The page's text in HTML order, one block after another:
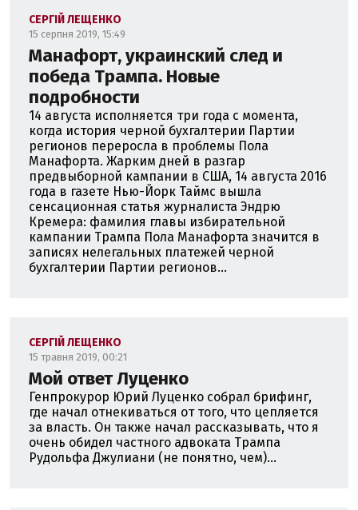
СЕРГІЙ ЛЕЩЕНКО
15 серпня 2019, 15:49
Манафорт, украинский след и
победа Трампа. Новые
подробности
14 августа исполняется три года с момента,
когда история черной бухгалтерии Партии
регионов переросла в проблемы Пола
Манафорта. Жарким дней в разгар
предвыборной кампании в США, 14 августа 2016
года в газете Нью-Йорк Таймс вышла
сенсационная статья журналиста Эндрю
Кремера: фамилия главы избирательной
кампании Трампа Пола Манафорта значится в
записях нелегальных платежей черной
бухгалтерии Партии регионов...
СЕРГІЙ ЛЕЩЕНКО
15 травня 2019, 00:21
Мой ответ Луценко
Генпрокурор Юрий Луценко собрал брифинг,
где начал отнекиваться от того, что цепляется
за власть. Он также начал рассказывать, что я
очень обидел частного адвоката Трампа
Рудольфа Джулиани (не понятно, чем)...